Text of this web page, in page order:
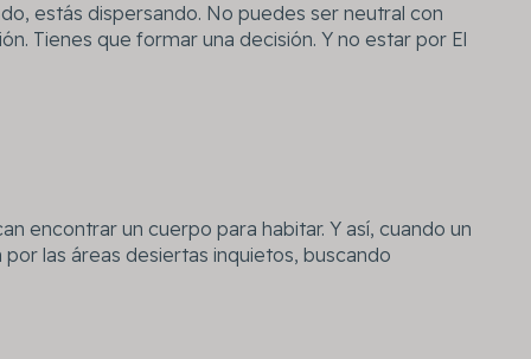
estás dispersando. No puedes ser neutral con
Tienes que formar una decisión. Y no estar por El
encontrar un cuerpo para habitar. Y así, cuando un
las áreas desiertas inquietos, buscando